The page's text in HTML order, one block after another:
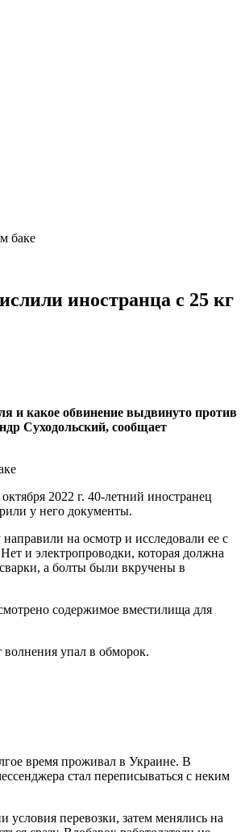
баке
иностранца с 25 кг
и какое обвинение выдвинуто против
Суходольский, сообщает
2022 г. 40-летний иностранец
у него документы.
на осмотр и исследовали ее с
и электропроводки, которая должна
а болты были вкручены в
содержимое вместилища для
волнения упал в обморок.
время проживал в Украине. В
стал переписываться с неким
условия перевозки, затем менялись на